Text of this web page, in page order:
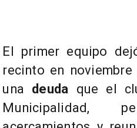
El primer equipo
recinto en
una deuda que el
Municipalidad,